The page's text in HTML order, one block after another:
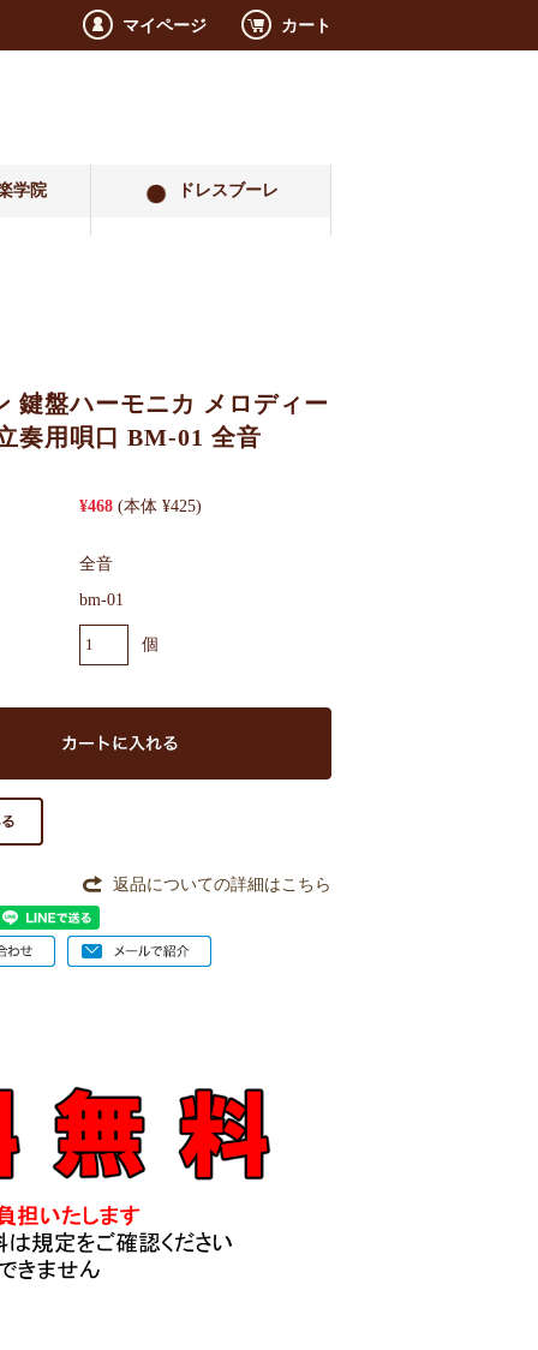
マイページ カート
学院 ドレスブーレ
鍵盤ハーモニカ メロディー
奏用唄口 BM-01 全音
¥468 (本体 ¥425)
全音
bm-01
個
返品についての詳細はこちら